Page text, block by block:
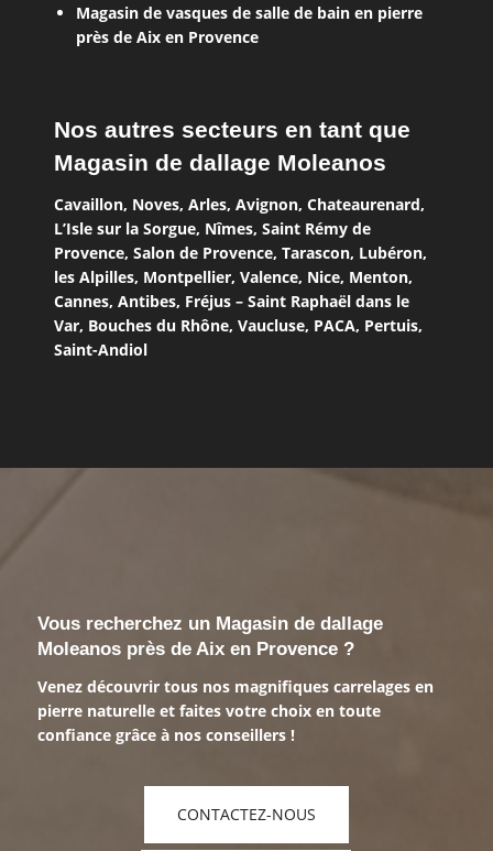
Magasin de vasques de salle de bain en pierre
près de Aix en Provence
Nos autres secteurs en tant que
Magasin de dallage Moleanos
Cavaillon, Noves, Arles, Avignon, Chateaurenard,
L’Isle sur la Sorgue, Nîmes, Saint Rémy de
Provence, Salon de Provence, Tarascon, Lubéron,
les Alpilles, Montpellier, Valence, Nice, Menton,
Cannes, Antibes, Fréjus – Saint Raphaël dans le
Var, Bouches du Rhône, Vaucluse, PACA, Pertuis,
Saint-Andiol
Vous recherchez un Magasin de dallage
Moleanos près de Aix en Provence ?
Venez découvrir tous nos magnifiques carrelages en
pierre naturelle et faites votre choix en toute
confiance grâce à nos conseillers !
CONTACTEZ-NOUS